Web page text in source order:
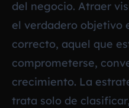
del negocio. Atraer
el verdadero objetivo
correcto, aquel que
comprometerse,
crecimiento. La
trata solo de